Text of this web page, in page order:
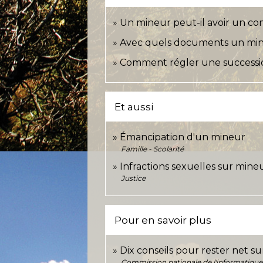
Un mineur peut-il avoir un
Avec quels documents un
Comment régler une
Et aussi
Émancipation d'un mineur
Famille - Scolarité
Infractions sexuelles sur
Justice
Pour en savoir plus
Dix conseils pour rester net